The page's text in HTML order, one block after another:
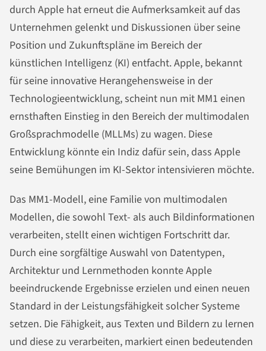
durch Apple hat erneut die Aufmerksamkeit auf das
Unternehmen gelenkt und Diskussionen über seine
Position und Zukunftspläne im Bereich der
künstlichen Intelligenz (KI) entfacht. Apple, bekannt
für seine innovative Herangehensweise in der
Technologieentwicklung, scheint nun mit MM1 einen
ernsthaften Einstieg in den Bereich der multimodalen
Großsprachmodelle (MLLMs) zu wagen. Diese
Entwicklung könnte ein Indiz dafür sein, dass Apple
seine Bemühungen im KI-Sektor intensivieren möchte.
Das MM1-Modell, eine Familie von multimodalen
Modellen, die sowohl Text- als auch Bildinformationen
verarbeiten, stellt einen wichtigen Fortschritt dar.
Durch eine sorgfältige Auswahl von Datentypen,
Architektur und Lernmethoden konnte Apple
beeindruckende Ergebnisse erzielen und einen neuen
Standard in der Leistungsfähigkeit solcher Systeme
setzen. Die Fähigkeit, aus Texten und Bildern zu lernen
und diese zu verarbeiten, markiert einen bedeutenden